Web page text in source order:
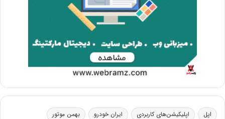
اپل اپلیکیشن‌های کاربردی ایران خودرو
بهمن موتور